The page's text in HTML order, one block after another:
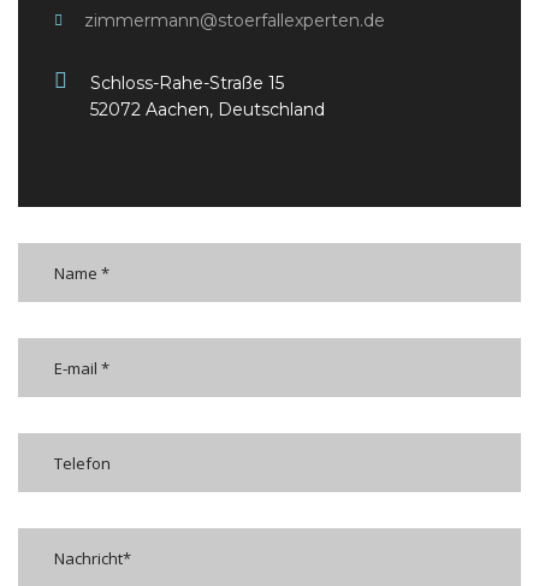
zimmermann@stoerfallexperten.de
Schloss-Rahe-Straße 15
52072 Aachen, Deutschland